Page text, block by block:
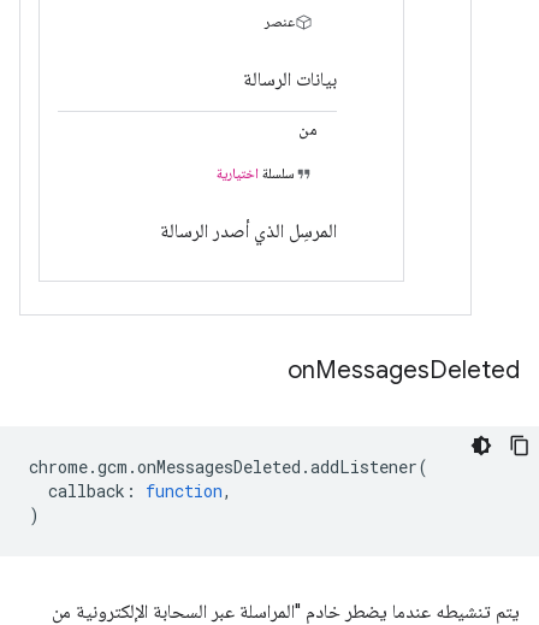
عنصر
بيانات الرسالة
من
سلسلة اختيارية
المرسِل الذي أصدر الرسالة
onMessagesDeleted
chrome.gcm .onMessagesDeleted .addListener(
callback : function,
)
يتم تنشيطه عندما يضطر خادم "المراسلة عبر السحابة الإلكترونية من